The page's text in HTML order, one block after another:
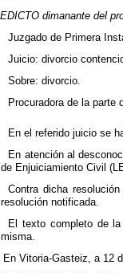
EDICTO dimanante del
Juzgado de Primera
Juicio: divorcio
Sobre: divorcio.
Procuradora de la parte
En el referido juicio se
En atención al
de Enjuiciamiento Civil
Contra dicha
resolución notificada.
El texto completo de
misma.
En Vitoria-Gasteiz, a 12